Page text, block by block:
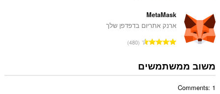
ם
ג
י
ם
ר
י
ו
ג
MetaMask
ארנק אתריום בדפדפן שלך
מ
ר
480
משוב ממשתמשים
Comments: 1